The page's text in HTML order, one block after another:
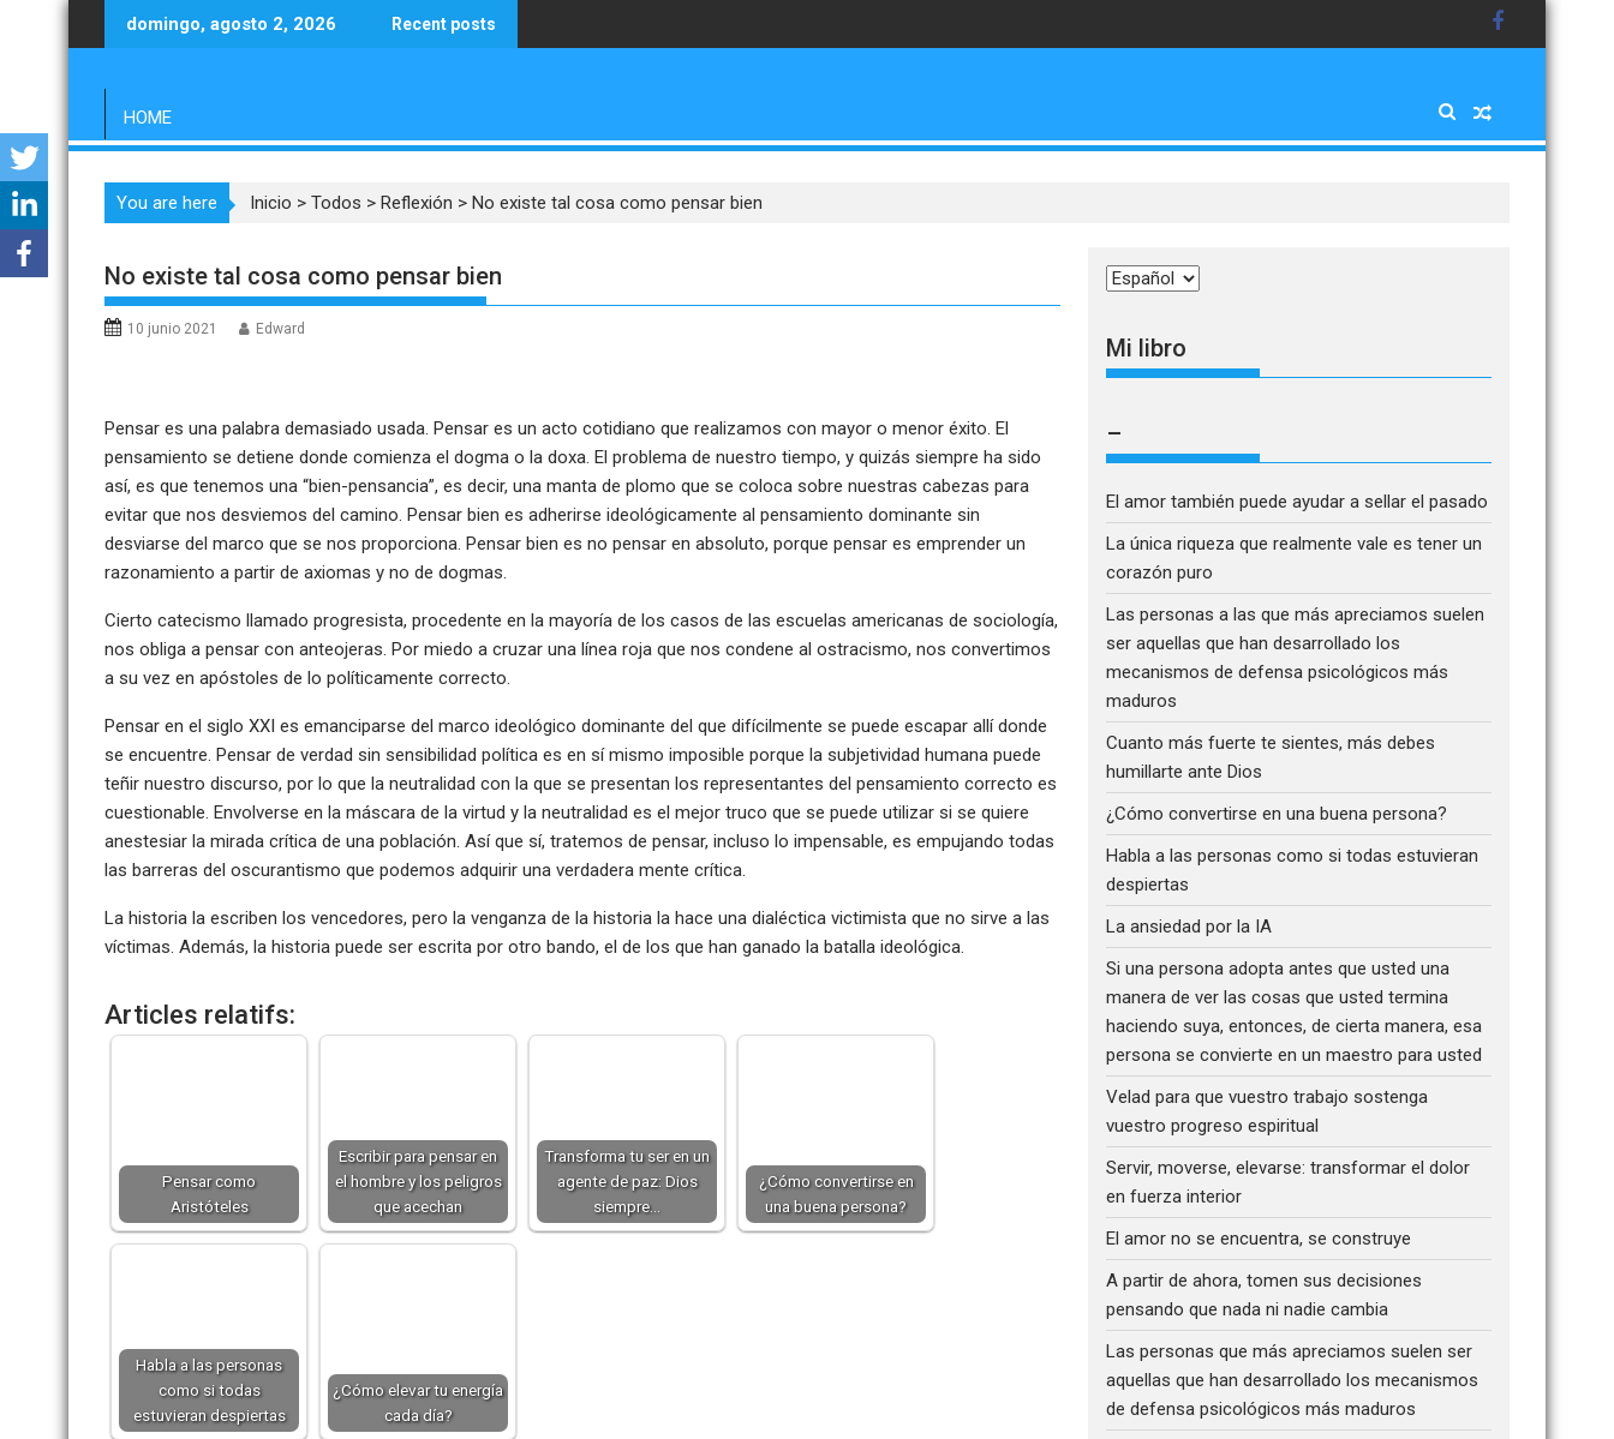
domingo, agosto 2, 2026 Recent posts
HOME
You are here Inicio > Todos > Reflexión > No existe tal cosa como pensar bien
No existe tal cosa como pensar bien
10 junio 2021 Edward
Pensar es una palabra demasiado usada. Pensar es un acto cotidiano que realizamos con mayor o menor éxito. El
pensamiento se detiene donde comienza el dogma o la doxa. El problema de nuestro tiempo, y quizás siempre ha sido
así, es que tenemos una “bien-pensancia”, es decir, una manta de plomo que se coloca sobre nuestras cabezas para
evitar que nos desviemos del camino. Pensar bien es adherirse ideológicamente al pensamiento dominante sin
desviarse del marco que se nos proporciona. Pensar bien es no pensar en absoluto, porque pensar es emprender un
razonamiento a partir de axiomas y no de dogmas.
Cierto catecismo llamado progresista, procedente en la mayoría de los casos de las escuelas americanas de sociología,
nos obliga a pensar con anteojeras. Por miedo a cruzar una línea roja que nos condene al ostracismo, nos convertimos
a su vez en apóstoles de lo políticamente correcto.
Pensar en el siglo XXI es emanciparse del marco ideológico dominante del que difícilmente se puede escapar allí donde
se encuentre. Pensar de verdad sin sensibilidad política es en sí mismo imposible porque la subjetividad humana puede
teñir nuestro discurso, por lo que la neutralidad con la que se presentan los representantes del pensamiento correcto es
cuestionable. Envolverse en la máscara de la virtud y la neutralidad es el mejor truco que se puede utilizar si se quiere
anestesiar la mirada crítica de una población. Así que sí, tratemos de pensar, incluso lo impensable, es empujando todas
las barreras del oscurantismo que podemos adquirir una verdadera mente crítica.
La historia la escriben los vencedores, pero la venganza de la historia la hace una dialéctica victimista que no sirve a las
víctimas. Además, la historia puede ser escrita por otro bando, el de los que han ganado la batalla ideológica.
Articles relatifs:
Pensar como
Aristóteles
Escribir para pensar en
el hombre y los peligros
que acechan
Transforma tu ser en un
agente de paz: Dios
siempre…
¿Cómo convertirse en
una buena persona?
Habla a las personas
como si todas
estuvieran despiertas
¿Cómo elevar tu energía
cada día?
Elegir
idioma
Mi libro
–
El amor también puede ayudar a sellar el pasado
La única riqueza que realmente vale es tener un
corazón puro
Las personas a las que más apreciamos suelen
ser aquellas que han desarrollado los
mecanismos de defensa psicológicos más
maduros
Cuanto más fuerte te sientes, más debes
humillarte ante Dios
¿Cómo convertirse en una buena persona?
Habla a las personas como si todas estuvieran
despiertas
La ansiedad por la IA
Si una persona adopta antes que usted una
manera de ver las cosas que usted termina
haciendo suya, entonces, de cierta manera, esa
persona se convierte en un maestro para usted
Velad para que vuestro trabajo sostenga
vuestro progreso espiritual
Servir, moverse, elevarse: transformar el dolor
en fuerza interior
El amor no se encuentra, se construye
A partir de ahora, tomen sus decisiones
pensando que nada ni nadie cambia
Las personas que más apreciamos suelen ser
aquellas que han desarrollado los mecanismos
de defensa psicológicos más maduros